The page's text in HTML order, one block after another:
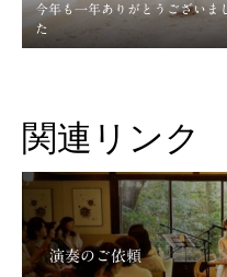
今年も一年ありがとうございまし
た
関連リンク
演奏のご依頼